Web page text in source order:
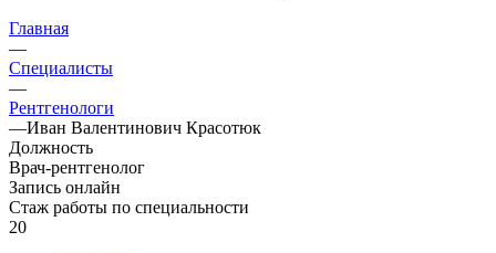
Главная
—
Специалисты
—
Рентгенологи
—Иван Валентинович Красотюк
Должность
Врач-рентгенолог
Запись онлайн
Стаж работы по специальности
20